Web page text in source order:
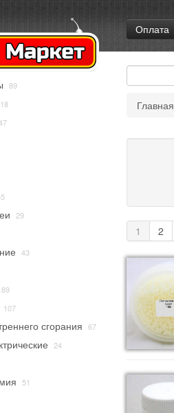
Оплата
89
29
43
107
сгорания 67
24
51
Главная
1 2